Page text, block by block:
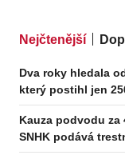
Nejčtenější
Dva roky hledala
který postihl jen
Kauza podvodu
SNHK podává